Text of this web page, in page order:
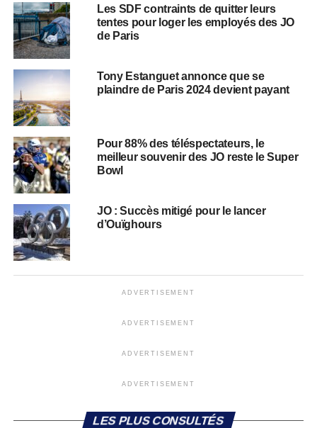
Les SDF contraints de quitter leurs
tentes pour loger les employés des JO
de Paris
Tony Estanguet annonce que se
plaindre de Paris 2024 devient payant
Pour 88% des téléspectateurs, le
meilleur souvenir des JO reste le Super
Bowl
JO : Succès mitigé pour le lancer
d’Ouïghours
ADVERTISEMENT
ADVERTISEMENT
ADVERTISEMENT
ADVERTISEMENT
LES PLUS CONSULTÉS